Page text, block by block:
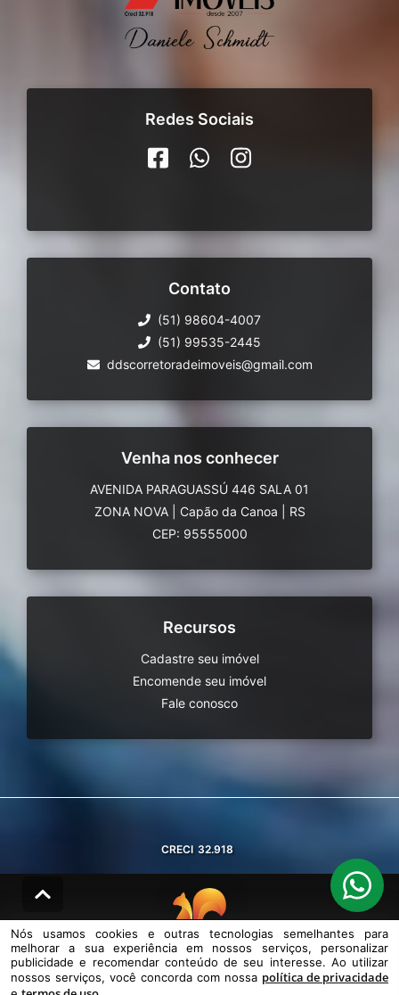
Redes Sociais
Contato
(51) 98604-4007
(51) 99535-2445
ddscorretoradeimoveis@gmail.com
Venha nos conhecer
AVENIDA PARAGUASSÚ 446 SALA 01
ZONA NOVA
Capão da Canoa
RS
CEP: 95555000
Recursos
Cadastre seu imóvel
Encomende seu imóvel
Fale conosco
CRECI 32.918
© DESENVOLVIDO PELAAGIL.NET
Nós usamos cookies e outras tecnologias semelhantes para melhorar a
Nós usamos cookies e outras tecnologias semelhantes para
melhorar a sua experiência em nossos serviços, personalizar
publicidade e recomendar conteúdo de seu interesse. Ao utilizar
nossos serviços, você concorda com nossa política de privacidade